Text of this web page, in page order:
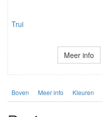
Trui
Meer info
Boven Meer info Kleuren